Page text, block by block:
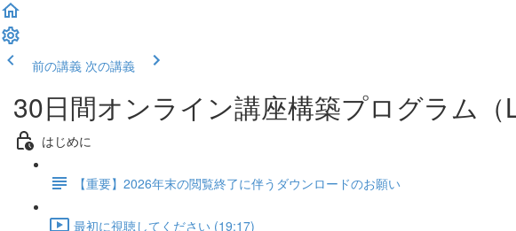
前の講義 次の講義
30日間オンライン講座構築プログラム（
はじめに
【重要】2026年末の閲覧終了に伴うダウンロードのお願い
最初に視聴してください (19:17)